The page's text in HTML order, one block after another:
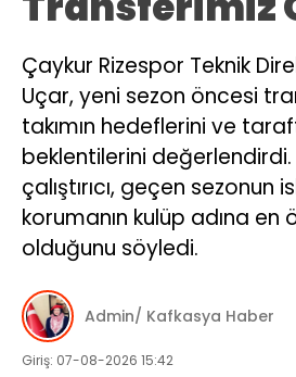
Çaykur Rizespor Teknik
Uçar, yeni sezon öncesi
takımın hedeflerini ve
beklentilerini
çalıştırıcı, geçen sezonun
korumanın kulüp adına en
olduğunu söyledi.
Admin/ Kafkasya Haber
Giriş: 07-08-2026 15:42